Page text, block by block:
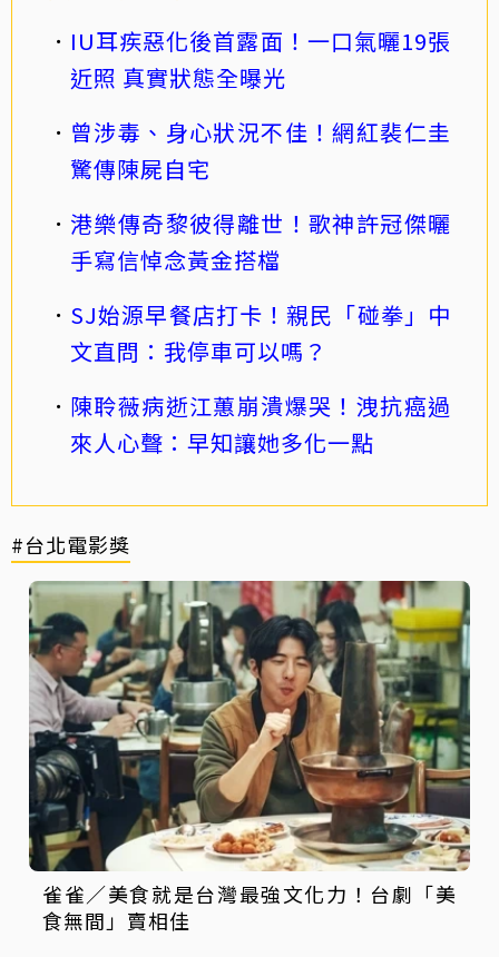
IU耳疾惡化後首露面！一口氣曬19張
近照 真實狀態全曝光
曾涉毒、身心狀況不佳！網紅裴仁圭
驚傳陳屍自宅
港樂傳奇黎彼得離世！歌神許冠傑曬
手寫信悼念黃金搭檔
SJ始源早餐店打卡！親民「碰拳」中
文直問：我停車可以嗎？
陳聆薇病逝江蕙崩潰爆哭！洩抗癌過
來人心聲：早知讓她多化一點
#台北電影獎
雀雀／美食就是台灣最強文化力！台劇「美
食無間」賣相佳